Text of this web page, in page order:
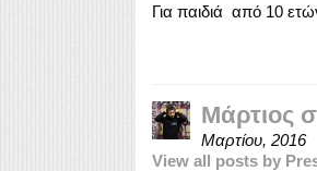
Για παιδιά από 10
Μάρτιος
Μαρτίου, 2016
View all posts by